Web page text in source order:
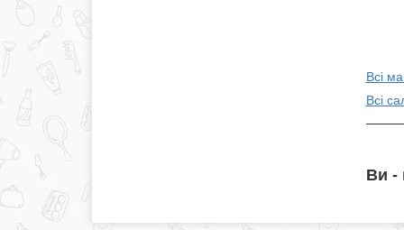
Всі
Всі
Ви -